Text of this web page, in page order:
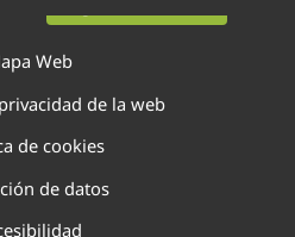
Web
de la web
de cookies
de datos